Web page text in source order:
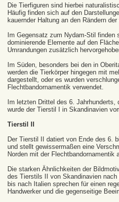
Die Tierfiguren sind hierbei
Häufig finden sich auf den
kauernder Haltung an den Rändern
Im Gegensatz zum Nydam-Stil finden
dominierende Elemente auf den
Umrandungen zusätzlich
Im Süden, besonders bei den in
werden die Tierkörper hingegen mit
dargestellt, oder es wurden
Flechtbandornamentik verwendet.
Im letzten Drittel des 6. Jahrhunderts,
wurde der Tierstil I in Skandinavien
Tierstil II
Der Tierstil II datiert von Ende des 6.
und stellt gewissermaßen eine
Norden mit der Flechtbandornamentik
Die starken Ähnlichkeiten der
des Tierstils II von Skandinavien nach
bis nach Italien sprechen für einen
Handwerker und die gegenseitige